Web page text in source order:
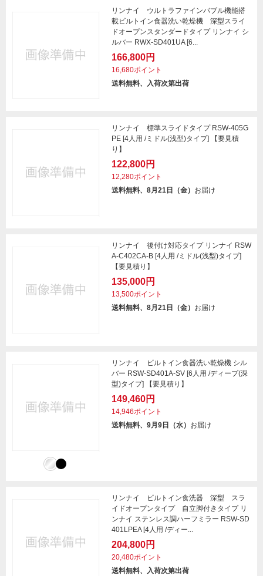
リンナイ ウルトラファインバブル機能搭
載ビルトイン食器洗い乾燥機 深型スライ
ドオープンスタンダードタイプ リンナイ シ
ルバー RWX-SD401UA [6...
166,800円
16,680ポイント
送料無料、入荷次第出荷
リンナイ 標準スライドタイプ RSW-405G
PE [4人用 /ミドル(浅型)タイプ] 【要見積
り】
122,800円
12,280ポイント
送料無料、8月21日（金） お届け
リンナイ 後付け対応タイプ リンナイ RSW
A-C402CA-B [4人用 /ミドル(浅型)タイプ]
【要見積り】
135,000円
13,500ポイント
送料無料、8月21日（金） お届け
リンナイ ビルトイン食器洗い乾燥機 シル
バー RSW-SD401A-SV [6人用 /ディープ(深
型)タイプ] 【要見積り】
149,460円
14,946ポイント
送料無料、9月9日（水） お届け
リンナイ ビルトイン食洗器 深型 スラ
イドオープンタイプ 自立脚付きタイプ リ
ンナイ ステンレス調ハーフミラー RSW-SD
401LPEA [4人用 /ディー...
204,800円
20,480ポイント
送料無料、入荷次第出荷